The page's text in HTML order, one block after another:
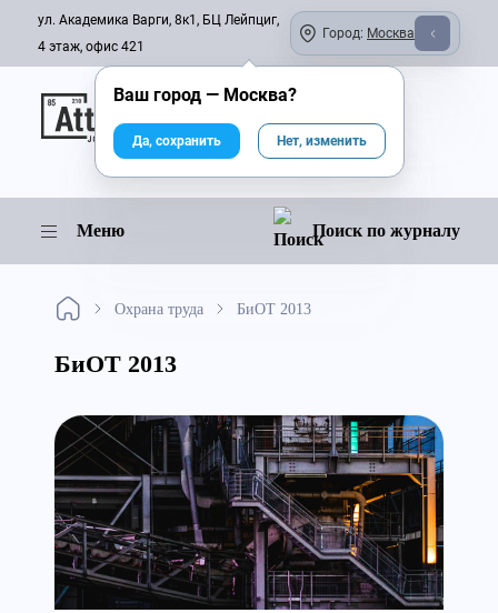
ул. Академика Варги, 8к1, БЦ Лейпциг,
4 этаж, офис 421
Город: Москва
Онлайн-журнал
Меню Поиск по журналу
Охрана труда БиОТ 2013
БиОТ 2013
Ваш город — Москва?
Да, сохранить Нет, изменить